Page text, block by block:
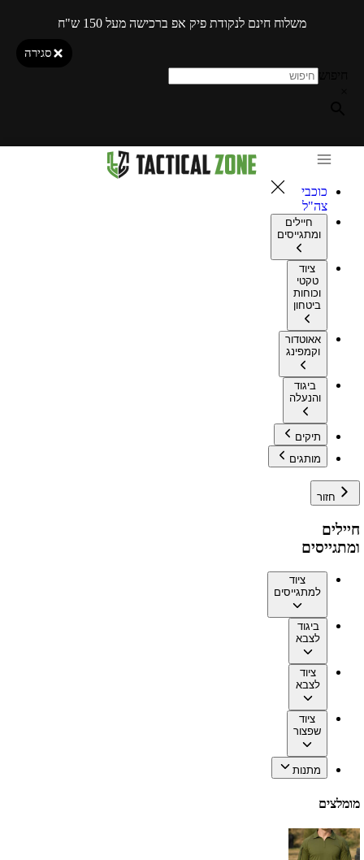
משלוח חינם לנקודת פיק אפ ברכישה מעל 150 ש"ח
סגירה
כוכבי
צה"ל
חיילים
ומתגייסים
ציוד
טקטי
וכוחות
ביטחון
אאוטדור
וקמפינג
ביגוד
והנעלה
תיקים
מותגים
חזור
חיילים
ומתגייסים
ציוד
למתגייסים
ביגוד
לצבא
ציוד
לצבא
ציוד
שפצור
מתנות
מומלצים